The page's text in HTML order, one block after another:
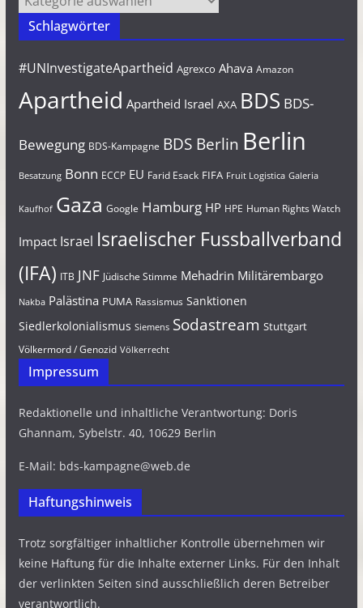
Schlagwörter
#UNInvestigateApartheid Agrexco Ahava Amazon
Apartheid Apartheid Israel AXA BDS BDS-
Bewegung BDS-Kampagne BDS Berlin Berlin
Besatzung Bonn ECCP EU Farid Esack FIFA Fruit Logistica Galeria
Kaufhof Gaza Google Hamburg HP HPE Human Rights Watch
Impact Israel Israelischer Fussballverband
(IFA) ITB JNF Jüdische Stimme Mehadrin Militärembargo
Nakba Palästina PUMA Rassismus Sanktionen
Siedlerkolonialismus Siemens Sodastream Stuttgart
Völkermord / Genozid Völkerrecht
Impressum
Redaktionelle und inhaltliche Verantwortung: Doris
Ghannam, Sybelstr. 40, 10629 Berlin
E-Mail: bds-kampagne@web.de
Haftungshinweis
Trotz sorgfältiger inhaltlicher Kontrolle übernehmen wir
keine Haftung für die Inhalte externer Links. Für den Inhalt
der verlinkten Seiten sind ausschließlich deren Betreiber
verantwortlich.